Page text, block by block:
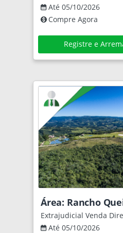
Até 05/10/2026
Compre Agora
Registre e
Área: Rancho
Extrajudicial Venda
Até 05/10/2026